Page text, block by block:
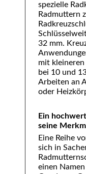
spezielle
Radmuttern
32 mm.
mit kleineren
bei 10 und
Arbeiten an
oder
Ein
seine
Eine Reihe
sich in
einen